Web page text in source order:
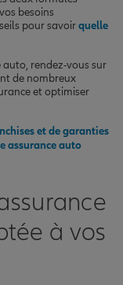
besoins
pour savoirquelle
auto, rendez-vous sur
de nombreux
et optimiser
et de garanties
assurance auto
à vos